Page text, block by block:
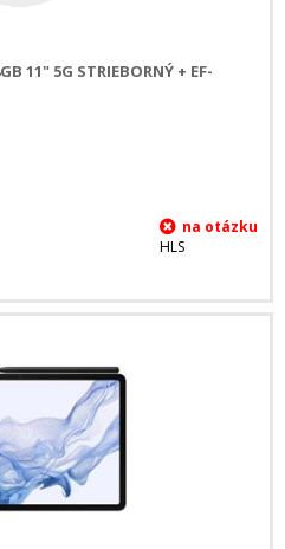
11" 5G STRIEBORNÝ + EF-
HLS